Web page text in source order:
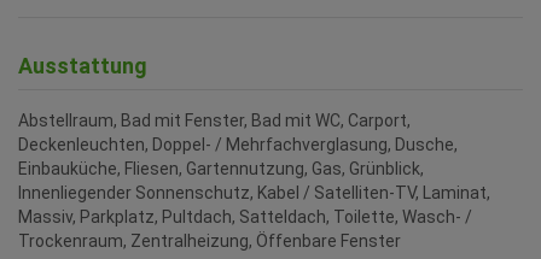
Ausstattung
Abstellraum Bad mit Fenster Bad mit WC Carport
Deckenleuchten Doppel- / Mehrfachverglasung Dusche
Einbauküche Fliesen Gartennutzung Gas Grünblick
Innenliegender Sonnenschutz Kabel / Satelliten-TV Laminat
Massiv Parkplatz Pultdach Satteldach Toilette Wasch- /
Trockenraum Zentralheizung Öffenbare Fenster